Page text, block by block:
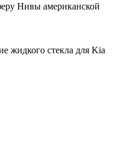
Нивы американской
жидкого стекла для Kia